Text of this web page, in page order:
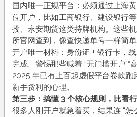
国内唯一正规平台：必须通过上海
位开户，比如工商银行、建设银行
投、永安期货这类持牌机构。这些
所官网查到，像查快递单号一样简单
开户唯一材料：身份证 + 银行卡，
完成。警惕那些喊着 “无门槛开户”“
2025 年已有上百起虚假平台卷款跑
新手贪利的心理。
第三步：搞懂 3 个核心规则，比看
很多人刚开户就急着买，结果连 “怎